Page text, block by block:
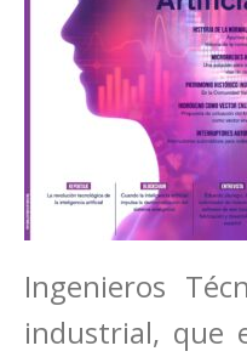
Ingenieros
industrial, que